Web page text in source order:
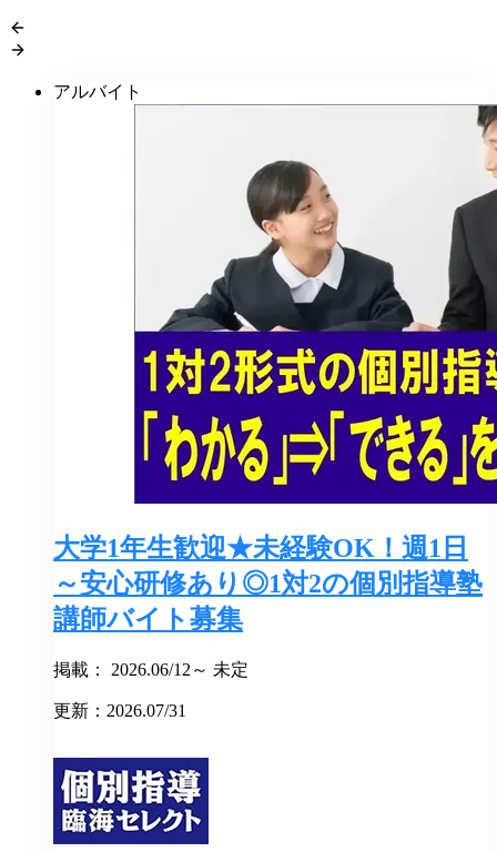
アルバイト
大学1年生歓迎★未経験OK！週1日
～安心研修あり◎1対2の個別指導塾
講師バイト募集
掲載： 2026.06/12～ 未定
更新：2026.07/31